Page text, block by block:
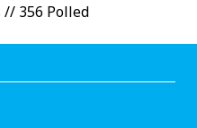
// 356 Polled